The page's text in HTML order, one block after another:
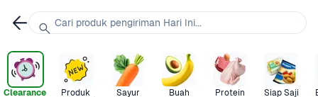
Clearance
Produk
Sayur Buah Protein Siap Saji
Cari produk pengiriman Hari Ini...